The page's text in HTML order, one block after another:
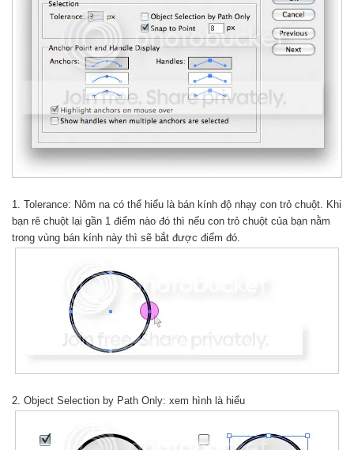
1. Tolerance: Nôm na có thể hiểu là bán kính độ nhạy con trỏ chuột. Khi
bạn rê chuột lại gần 1 điểm nào đó thì nếu con trỏ chuột của bạn nằm
trong vùng bán kính này thì sẽ bắt được điểm đó.
2. Object Selection by Path Only: xem hình là hiểu